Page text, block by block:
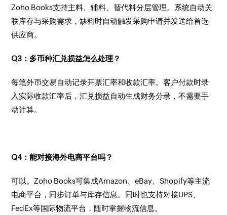
Zoho Books支持主料、辅料、替代料分层管理。系统自动关
联库存与采购需求，缺料时自动触发采购申请并发送给首选
供应商。
Q3：多币种汇兑损益怎么处理？
每笔外币交易自动记录开票汇率和收款汇率。客户付款时录
入实际收款汇率后，汇兑损益自动生成财务分录，不需要手
动计算。
Q4：能对接海外电商平台吗？
可以。Zoho Books可集成Amazon、eBay、Shopify等主流
电商平台，同步订单与库存信息。同时也支持对接UPS、
FedEx等国际物流平台，随时掌握物流信息。